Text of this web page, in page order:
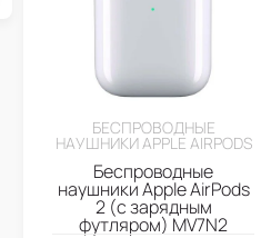
БЕСПРОВОДНЫЕ
НАУШНИКИ APPLE AIRPODS
Беспроводные
наушники Apple AirPods
2 (с зарядным
футляром) MV7N2